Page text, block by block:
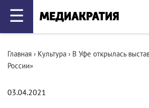
☰
Главная › Культура › В Уфе открылась
России»
03.04.2021